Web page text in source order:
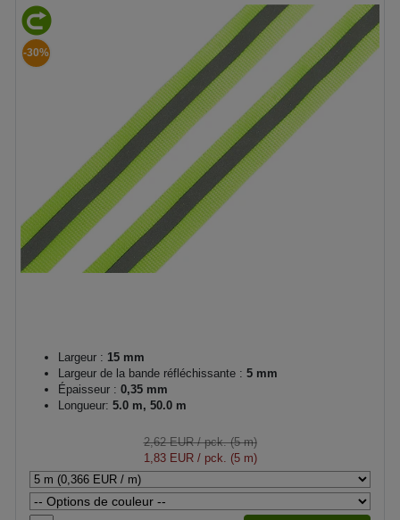
-30%
Largeur : 15 mm
Largeur de la bande réfléchissante : 5 mm
Épaisseur : 0,35 mm
Longueur: 5.0 m, 50.0 m
2,62 EUR/ pck. (5 m)
1,83 EUR/ pck. (5 m)